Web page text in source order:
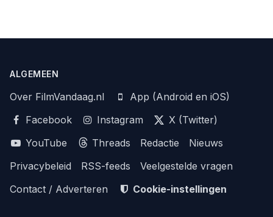
ALGEMEEN
Over FilmVandaag.nl
App (Android en iOS)
Facebook
Instagram
X (Twitter)
YouTube
Threads Redactie
Nieuws
Privacybeleid
RSS-feeds
Veelgestelde vragen
Contact / Adverteren
Cookie-instellingen